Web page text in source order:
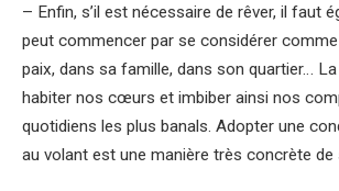
– Enfin, s’il est nécessaire de rêver, il faut
peut commencer par se considérer
paix, dans sa famille, dans son quartier…
habiter nos cœurs et imbiber ainsi nos
quotidiens les plus banals. Adopter une
au volant est une manière très concrète de